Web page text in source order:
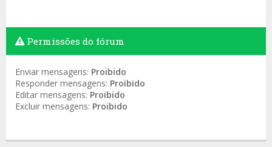
Permissões do fórum
Enviar mensagens: Proibido
Responder mensagens: Proibido
Editar mensagens: Proibido
Excluir mensagens: Proibido